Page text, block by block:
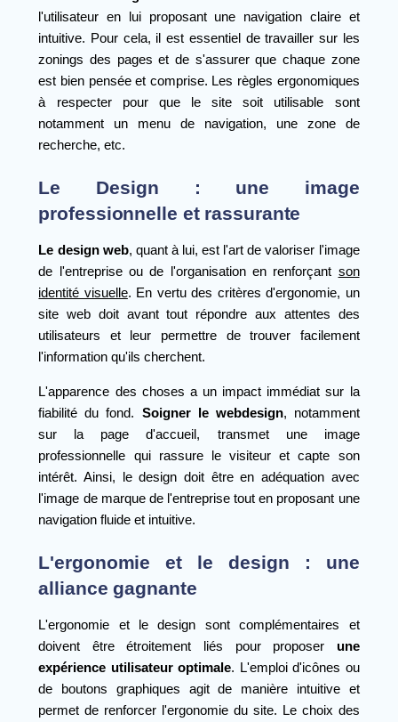
l'utilisateur en lui proposant une navigation claire et
intuitive. Pour cela, il est essentiel de travailler sur les
zonings des pages et de s'assurer que chaque zone
est bien pensée et comprise. Les règles ergonomiques
à respecter pour que le site soit utilisable sont
notamment un menu de navigation, une zone de
recherche, etc.
Le Design : une image
professionnelle et rassurante
Le design web, quant à lui, est l'art de valoriser l'image
de l'entreprise ou de l'organisation en renforçant son
identité visuelle. En vertu des critères d'ergonomie, un
site web doit avant tout répondre aux attentes des
utilisateurs et leur permettre de trouver facilement
l'information qu'ils cherchent.
L'apparence des choses a un impact immédiat sur la
fiabilité du fond. Soigner le webdesign, notamment
sur la page d'accueil, transmet une image
professionnelle qui rassure le visiteur et capte son
intérêt. Ainsi, le design doit être en adéquation avec
l'image de marque de l'entreprise tout en proposant une
navigation fluide et intuitive.
L'ergonomie et le design : une
alliance gagnante
L'ergonomie et le design sont complémentaires et
doivent être étroitement liés pour proposer une
expérience utilisateur optimale. L'emploi d'icônes ou
de boutons graphiques agit de manière intuitive et
permet de renforcer l'ergonomie du site. Le choix des